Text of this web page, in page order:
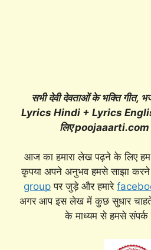
सभी देवी देवताओं के भक्ति गीत,
Lyrics Hindi + Lyrics
लिए
आज का हमारा लेख पढ़ने के लिए
कृपया अपने अनुभव हमसे साझा करने
group पर जुड़े और हमारे
अगर आप इस लेख में कुछ सुधार
के माध्यम से हमसे